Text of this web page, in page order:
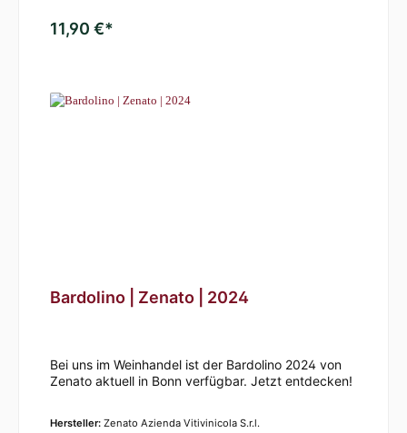
11,90 €*
Bardolino | Zenato | 2024
Bei uns im Weinhandel ist der Bardolino 2024 von
Zenato aktuell in Bonn verfügbar. Jetzt entdecken!
Hersteller: Zenato Azienda Vitivinicola S.r.l.